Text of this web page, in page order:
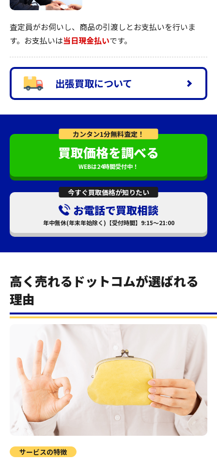
査定員がお伺いし、商品の引渡しとお支払いを行いま
す。お支払いは当日現金払いです。
出張買取について
カンタン1分無料査定！
買取価格を調べる
WEBは24時間受付中！
今すぐ買取価格が知りたい
お電話で買取相談
年中無休(年末年始除く)【受付時間】9:15～21:00
高く売れるドットコムが選ばれる
理由
サービスの特徴